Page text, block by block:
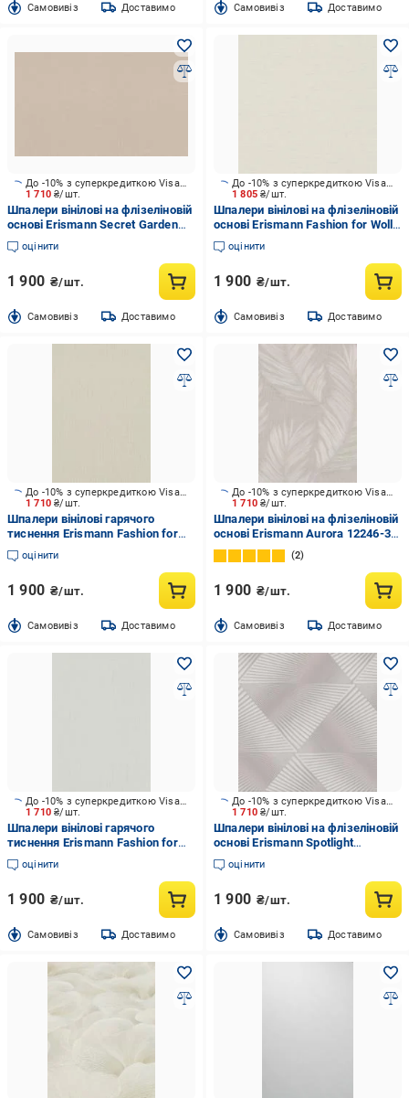
Cамовивіз Доставимо Cамовивіз Доставимо
1 710₴/шт.
До -10% з суперкредиткою Visa Вигода
Шпалери вінілові на флізеліновій
основі Erismann Secret Garden
12242-05 1,06x10,05 м
оцінити
1 900 ₴/шт.
Cамовивіз Доставимо
1 805₴/шт.
До -10% з суперкредиткою Visa Вигода
Шпалери вінілові на флізеліновій
основі Erismann Fashion for Wolls
5 12257-14 1,06x10,05 м
оцінити
1 900 ₴/шт.
Cамовивіз Доставимо
1 710₴/шт.
До -10% з суперкредиткою Visa Вигода
Шпалери вінілові гарячого
тиснення Erismann Fashion for
Wolls 5 12258-02 1,06x10,05 м
оцінити
1 900 ₴/шт.
Cамовивіз Доставимо
1 710₴/шт.
До -10% з суперкредиткою Visa Вигода
Шпалери вінілові на флізеліновій
основі Erismann Aurora 12246-37
1,06x10,05 м
2
1 900 ₴/шт.
Cамовивіз Доставимо
1 710₴/шт.
До -10% з суперкредиткою Visa Вигода
Шпалери вінілові гарячого
тиснення Erismann Fashion for
Wolls 5 12258-31 1,06x10,05 м
оцінити
1 900 ₴/шт.
Cамовивіз Доставимо
1 710₴/шт.
До -10% з суперкредиткою Visa Вигода
Шпалери вінілові на флізеліновій
основі Erismann Spotlight
Spotlight 12204-37 1,06x10,05 м
оцінити
1 900 ₴/шт.
Cамовивіз Доставимо